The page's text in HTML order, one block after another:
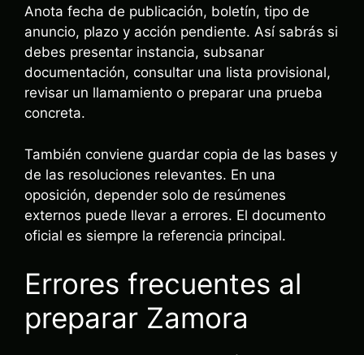
Anota fecha de publicación, boletín, tipo de
anuncio, plazo y acción pendiente. Así sabrás si
debes presentar instancia, subsanar
documentación, consultar una lista provisional,
revisar un llamamiento o preparar una prueba
concreta.
También conviene guardar copia de las bases y
de las resoluciones relevantes. En una
oposición, depender solo de resúmenes
externos puede llevar a errores. El documento
oficial es siempre la referencia principal.
Errores frecuentes al
preparar Zamora